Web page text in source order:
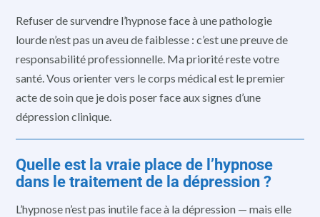
Refuser de survendre l’hypnose face à une pathologie
lourde n’est pas un aveu de faiblesse : c’est une preuve de
responsabilité professionnelle. Ma priorité reste votre
santé. Vous orienter vers le corps médical est le premier
acte de soin que je dois poser face aux signes d’une
dépression clinique.
Quelle est la vraie place de l’hypnose
dans le traitement de la dépression ?
L’hypnose n’est pas inutile face à la dépression — mais elle